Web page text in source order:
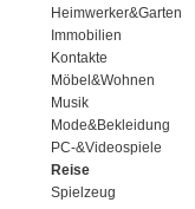
Heimwerker&Garten
Immobilien
Kontakte
Möbel&Wohnen
Musik
Mode&Bekleidung
PC-&Videospiele
Reise
Spielzeug